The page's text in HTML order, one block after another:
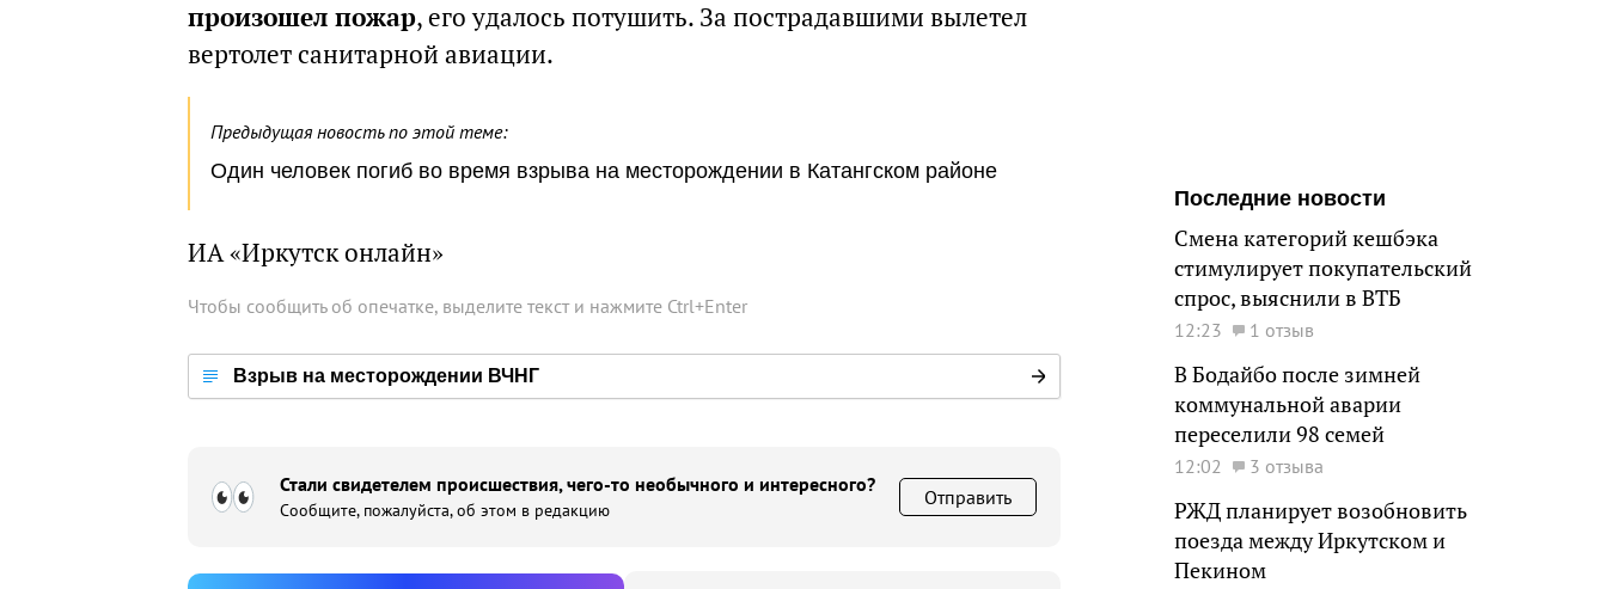
произошел пожар, его удалось потушить. За пострадавшими вылетел
вертолет санитарной авиации.
Предыдущая новость по этой теме:
Один человек погиб во время взрыва на месторождении в Катангском районе
ИА «Иркутск онлайн»
Чтобы сообщить об опечатке, выделите текст и нажмите Ctrl+Enter
Взрыв на месторождении ВЧНГ
Стали свидетелем происшествия, чего-то необычного и интересного?
Сообщите, пожалуйста, об этом в редакцию
Отправить
Последние новости
Смена категорий кешбэка
стимулирует покупательский
спрос, выяснили в ВТБ
12:23 1 отзыв
В Бодайбо после зимней
коммунальной аварии
переселили 98 семей
12:02 3 отзыва
РЖД планирует возобновить
поезда между Иркутском и
Пекином